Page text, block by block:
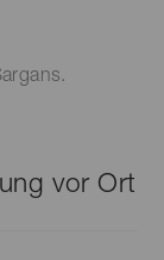
vor Ort